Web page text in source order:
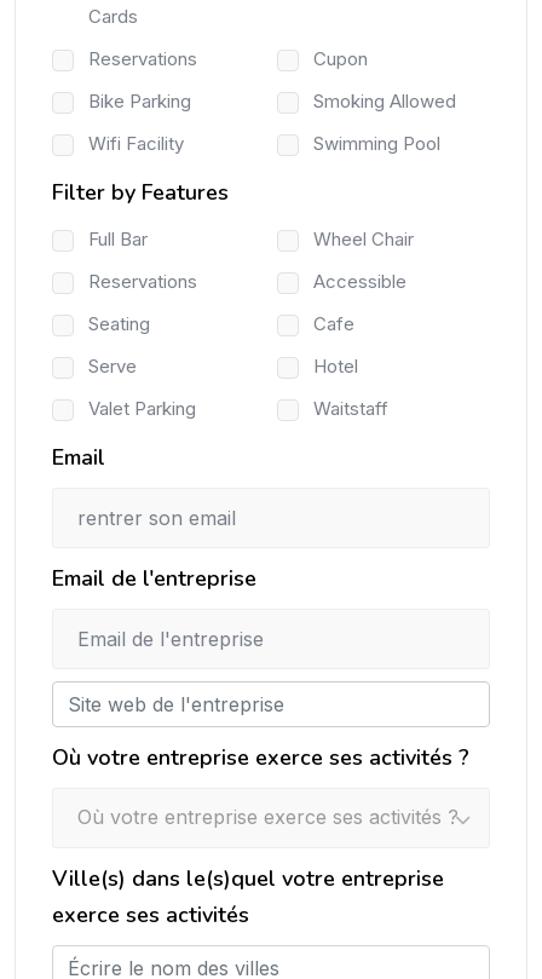
Cards
Reservations
Cupon
Bike Parking
Smoking Allowed
Wifi Facility
Swimming Pool
Filter by Features
Full Bar
Wheel Chair
Reservations
Accessible
Seating
Cafe
Serve
Hotel
Valet Parking
Waitstaff
Email
Email de l'entreprise
Où votre entreprise exerce ses activités ?
Où votre entreprise exerce ses activités ?
Ville(s) dans le(s)quel votre entreprise
exerce ses activités